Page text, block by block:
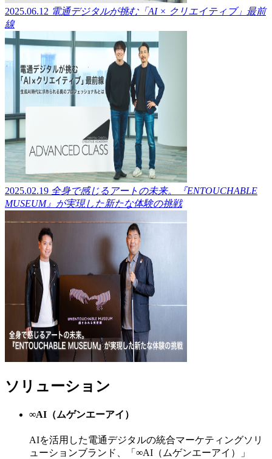
2025.06.12 電通デジタルが挑む「AI × クリエイティブ」最前
線
2025.02.19 全身で感じるアートの未来。『ENTOUCHABLE
MUSEUM』が実現した新たな体験の挑戦
ソリューション
∞AI（ムゲンエーアイ）
AIを活用した電通デジタルの統合マーケティングソリ
ューションブランド、「∞AI（ムゲンエーアイ）」